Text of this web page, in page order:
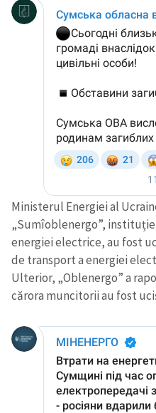
Ministerul Energiei al
„Sumîoblenergo”,
energiei electrice, au fost
de transport a energiei
Ulterior, „Oblenergo” a
cărora muncitorii au fost